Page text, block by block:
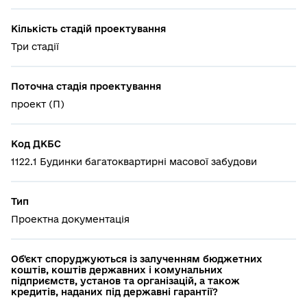
Кількість стадій проектування
Три стадії
Поточна стадія проектування
проект (П)
Код ДКБС
1122.1 Будинки багатоквартирні масової забудови
Тип
Проектна документація
Об'єкт споруджуються із залученням бюджетних
коштів, коштів державних і комунальних
підприємств, установ та організацій, а також
кредитів, наданих під державні гарантії?